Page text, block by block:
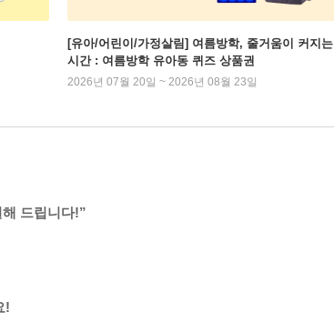
[유아/어린이/가정살림] 여름방학, 줄거움이 커지는
시간 : 여름방학 유아동 퀴즈 상품권
2026년 07월 20일 ~ 2026년 08월 23일
드립니다!”
!